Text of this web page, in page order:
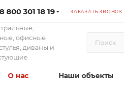
8 800 301 18 19 ЗАКАЗАТЬ ЗВОНОК
офисные
диваны и
О нас Наши объекты